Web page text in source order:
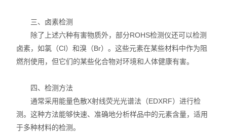
三、卤素检测
除了上述六种有害物质外，部分ROHS检测仪还可以检测
卤素，如氯（Cl）和溴（Br）。这些元素在某些材料中作为阻
燃剂使用，但它们的某些化合物对环境和人体健康有害。
四、检测方法
通常采用能量色散X射线荧光光谱法（EDXRF）进行检
测。这种方法能够快速、准确地分析样品中的元素含量，适用
于多种材料的检测。